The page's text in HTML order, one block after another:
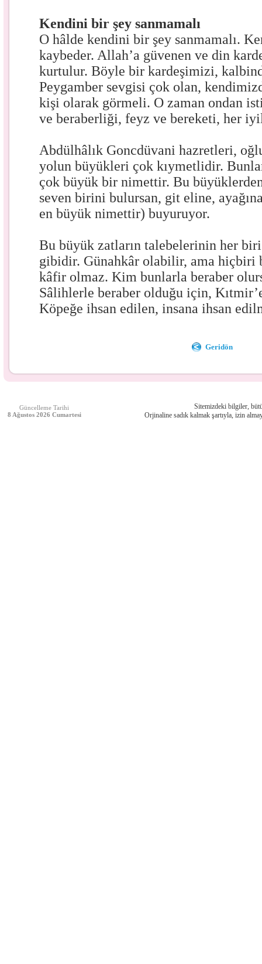
Kendini bir şey sanmamalı
O hâlde kendini bir şey sanmamalı.
kaybeder. Allah’a güvenen ve din
kurtulur. Böyle bir kardeşimizi,
Peygamber sevgisi çok olan,
kişi olarak görmeli. O zaman ondan
ve beraberliği, feyz ve bereketi, her
Abdülhâlık Goncdüvani hazretleri,
yolun büyükleri çok kıymetlidir.
çok büyük bir nimettir. Bu
seven birini bulursan, git eline,
en büyük nimettir) buyuruyor.
Bu büyük zatların talebelerinin her
gibidir. Günahkâr olabilir, ama hiçbiri
kâfir olmaz. Kim bunlarla beraber
Sâlihlerle beraber olduğu için,
Köpeğe ihsan edilen, insana ihsan
Geridön
Güncelleme Tarihi
8 Ağustos 2026 Cumartesi
Sitemizdeki bilgiler,
Orjinaline sadık kalmak şartıyla, izin